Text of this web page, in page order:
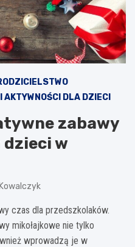
AKTYWNOŚCI DLA DZIECI
zabawy
dzieci w
czas dla przedszkolaków.
mikołajkowe nie tylko
wprowadzą je w